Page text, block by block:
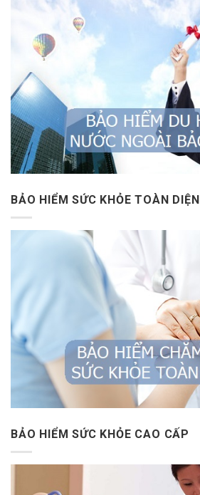
BẢO HIỂM SỨC KHỎE TOÀN DIỆN
BẢO HIỂM SỨC KHỎE CAO CẤP